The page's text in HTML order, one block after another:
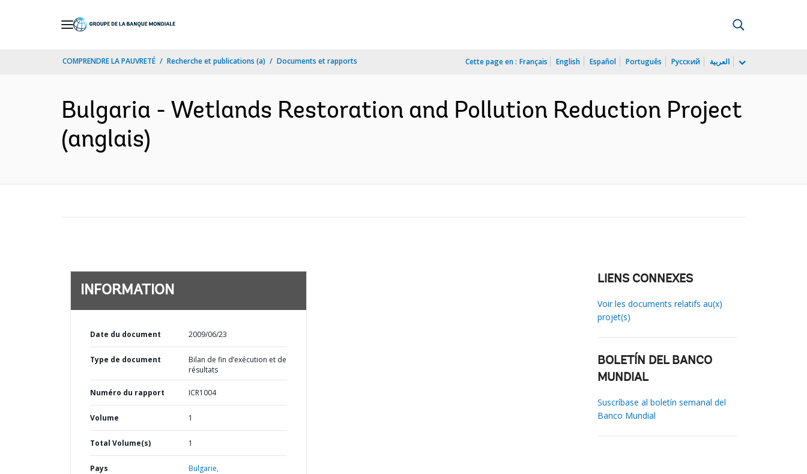
COMPRENDRE LA PAUVRETÉ Recherche et publications (a) Documents et rapports Cette page en : Français English Español Português Русский العربية
Bulgaria - Wetlands Restoration and Pollution Reduction Project
(anglais)
INFORMATION
Date du document 2009/06/23
Type de document
Bilan de fin d’exécution et de
résultats
Numéro du rapport ICR1004
Volume 1
Total Volume(s) 1
Pays Bulgarie,
LIENS CONNEXES
Voir les documents relatifs au(x)
projet(s)
BOLETÍN DEL BANCO
MUNDIAL
Suscríbase al boletín semanal del
Banco Mundial